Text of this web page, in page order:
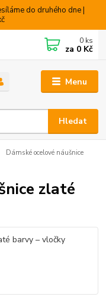
do druhého dne |
Menu
Hledat
0 ks
za 0 Kč
Dámské ocelové náušnice
zlaté